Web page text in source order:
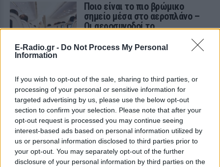
E-Radio.gr - Do Not Process My Personal
Information
If you wish to opt-out of the sale, sharing to third parties, or
processing of your personal or sensitive information for
targeted advertising by us, please use the below opt-out
section to confirm your selection. Please note that after your
opt-out request is processed you may continue seeing
interest-based ads based on personal information utilized by
us or personal information disclosed to third parties prior to
your opt-out. You may separately opt-out of the further
disclosure of your personal information by third parties on the
Ποιο είναι το πιο βρώμικο
σημείο μέσα στο αεροπλάνο –
Οι αεροσυνοδοί το
ΠΑΡΆΞΕΝΑ ΠΡΙΝ 8 ΕΒΔΟΜΆΔΕΣ
ΔΙΑΦΗΜΙΣΗ